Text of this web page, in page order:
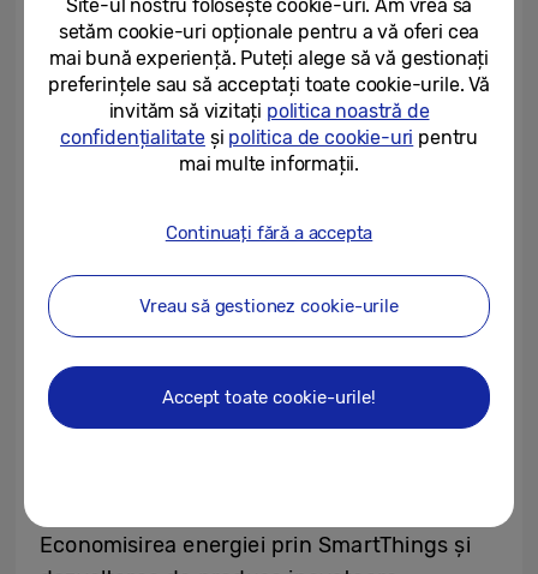
plus, am continuat să identificăm modalități
de a contribui la crearea unui viitor mai
durabil prin dezvoltarea de produse durabile
și echipate cu tehnologii inovatoare.
De când am anunțat noua noastră strategie
în care intenționăm să contribuim la
depășirea crizei climatice prin tehnologiile
noastre inovatoare, inclusiv semiconductori
de putere ultra-scăzută și produse de
economisire a energiei. Tot cu această
ocazie am anunțat și obiectivul nostru de a
Economisirea energiei prin SmartThings și
Site-ul nostru folosește cookie-uri. Am vrea să
setăm cookie-uri opționale pentru a vă oferi cea
mai bună experiență. Puteți alege să vă gestionați
preferințele sau să acceptați toate cookie-urile. Vă
invităm să vizitați politica noastră de
confidențialitateși politica de cookie-uri pentru
mai multe informații.
Continuați fără a accepta
Vreau să gestionez cookie-urile
Accept toate cookie-urile!